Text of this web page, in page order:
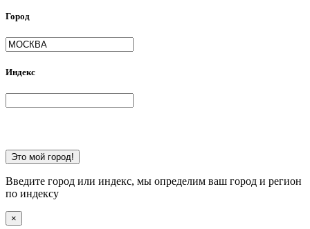
Город
Индекс
Это мой город!
Введите город или индекс, мы определим ваш город и регион
по индексу
×